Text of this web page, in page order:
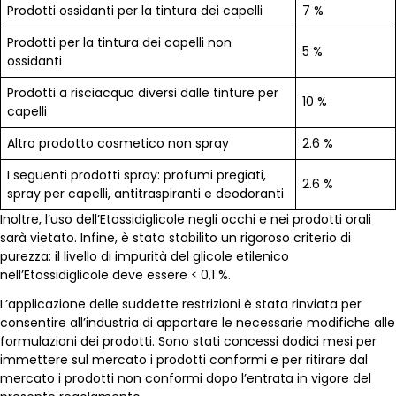
Prodotti ossidanti per la tintura dei capelli
7 %
Prodotti per la tintura dei capelli non
ossidanti
5 %
Prodotti a risciacquo diversi dalle tinture per
capelli
10 %
Altro prodotto cosmetico non spray
2.6 %
I seguenti prodotti spray: profumi pregiati,
spray per capelli, antitraspiranti e deodoranti
2.6 %
Inoltre, l’uso dell’Etossidiglicole negli occhi e nei prodotti orali
sarà vietato. Infine, è stato stabilito un rigoroso criterio di
purezza: il livello di impurità del glicole etilenico
nell’Etossidiglicole deve essere ≤ 0,1 %.
L’applicazione delle suddette restrizioni è stata rinviata per
consentire all’industria di apportare le necessarie modifiche alle
formulazioni dei prodotti. Sono stati concessi dodici mesi per
immettere sul mercato i prodotti conformi e per ritirare dal
mercato i prodotti non conformi dopo l’entrata in vigore del